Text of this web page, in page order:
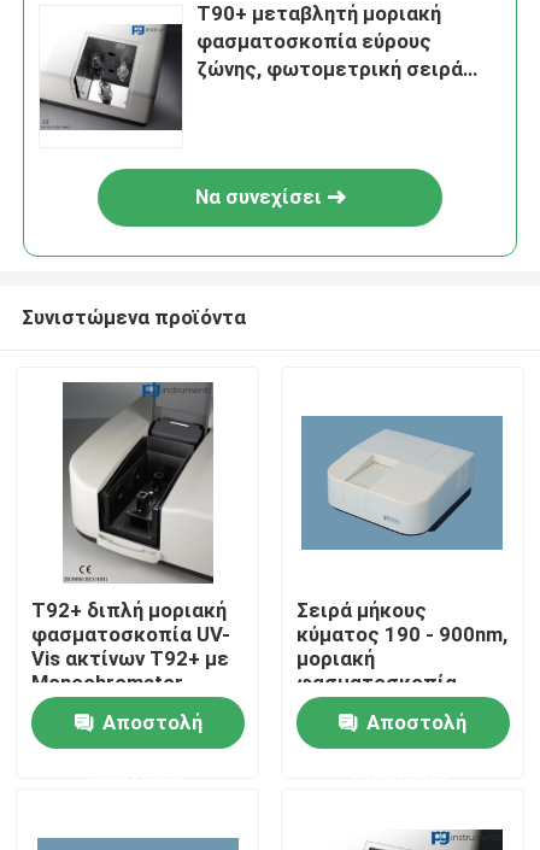
Σπίτι
Περίπου εμείς
T90+ μεταβλητή μοριακή
φασματοσκοπία εύρους
ζώνης, φωτομετρική σειρά
Να συνεχίσει
Συνιστώμενα προϊόντα
T92+ διπλή μοριακή
φασματοσκοπία UV-
Vis ακτίνων T92+ με
Monochromator
czerny-Turner
Αποστολή
Σειρά μήκους
κύματος 190 - 900nm,
μοριακή
φασματοσκοπία,
ακρίβεια μήκους
κύματος + 0.3nm
Αποστολή